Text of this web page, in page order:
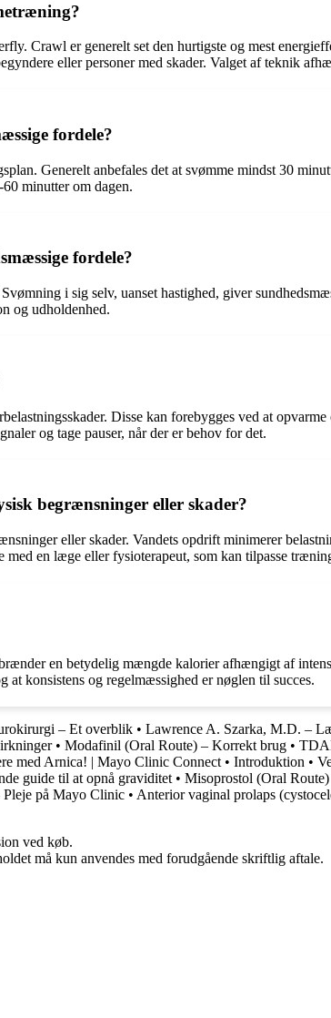
Crawl er generelt set den hurtigste og mest
eller personer med skader. Valget af teknik
fordele?
Generelt anbefales det at svømme mindst 30
minutter om dagen.
fordele?
i sig selv, uanset hastighed, giver
og udholdenhed.
Disse kan forebygges ved at
og tage pauser, når der er behov for det.
begrænsninger eller skader?
eller skader. Vandets opdrift minimerer
en læge eller fysioterapeut, som kan tilpasse
en betydelig mængde kalorier afhængigt af
konsistens og regelmæssighed er nøglen til succes.
– Et overblik • Lawrence A. Szarka, M.D. –
• Modafinil (Oral Route) – Korrekt brug •
med Arnica! | Mayo Clinic Connect • Introduktion •
guide til at opnå graviditet • Misoprostol (Oral
på Mayo Clinic • Anterior vaginal prolaps
ved køb.
må kun anvendes med forudgående skriftlig aftale.